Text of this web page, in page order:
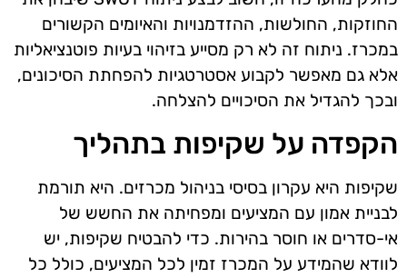
החוזקות, החולשות, ההזדמנויות והאיומים הקשורים
במכרז. ניתוח זה לא רק מסייע בזיהוי בעיות פוטנציאליות
אלא גם מאפשר לקבוע אסטרטגיות להפחתת הסיכונים,
ובכך להגדיל את הסיכויים להצלחה.
הקפדה על שקיפות בתהליך
שקיפות היא עקרון בסיסי בניהול מכרזים. היא תורמת
לבניית אמון עם המציעים ומפחיתה את החשש של
אי-סדרים או חוסר בהירות. כדי להבטיח שקיפות, יש
לוודא שהמידע על המכרז זמין לכל המציעים, כולל כל